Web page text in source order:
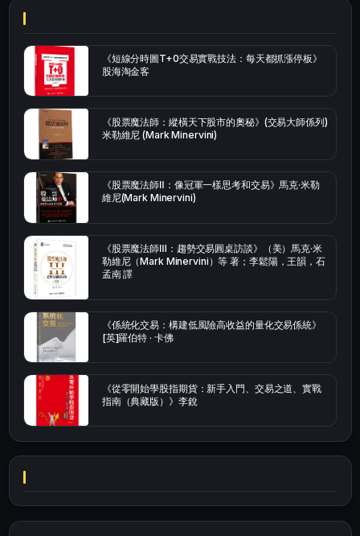
《短線分時圖T+0交易實戰技法：每天都抓漲停板》
股海淘金客
《股票魔法師：縱橫天下股市的奧秘》(交易大師係列)
米勒維尼 (Mark Minervini)
《股票魔法師Ⅱ：像冠軍一樣思考和交易》馬克·米勒
維尼(Mark Minervini)
《股票魔法師Ⅲ：趨勢交易圓桌訪談》（美）馬克·米
勒維尼（Mark Minervini）等 著；李鬆陽，王韻，石
孟南 譯
《係統化交易：構建低風險高收益的量化交易係統》
[英]羅伯特 · 卡佛
《從零開始學股指期貨：新手入門、交易之道、實戰
指南（典藏版）》李銳